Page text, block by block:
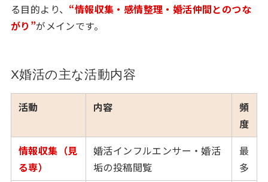
る目的より、 “情報収集・感情整理・婚活仲間とのつな
がり”がメインです。
X婚活の主な活動内容
活動 内容
頻
度
情報収集（見
る専）
婚活インフルエンサー・婚活
垢の投稿閲覧
最
多